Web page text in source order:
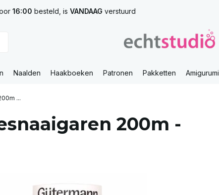
16:00 besteld, is VANDAAG verstuurd
Naalden Haakboeken Patronen Pakketten Amigurumi
...
200m -